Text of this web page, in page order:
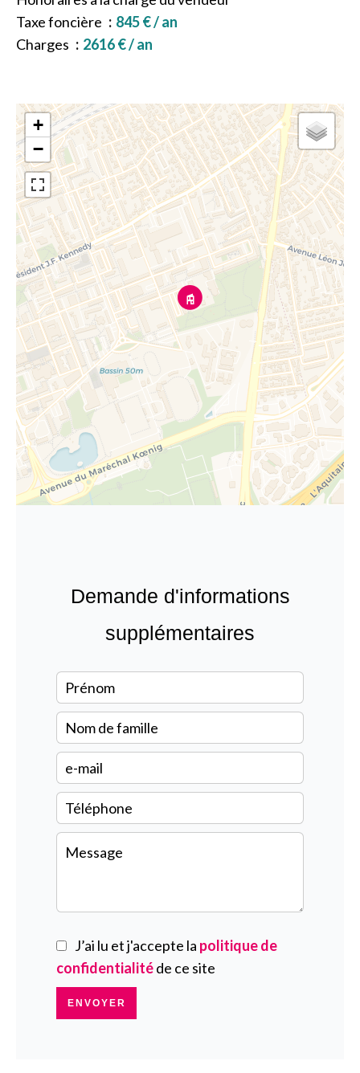
Taxe foncière
845 € / an
Charges
2616 € / an
+
−
Demande d'informations
supplémentaires
J’ai lu et j'accepte la politique de
confidentialitéde ce site
ENVOYER